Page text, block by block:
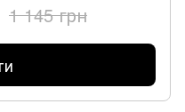
1 145 грн